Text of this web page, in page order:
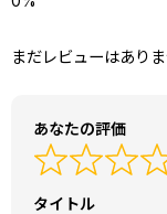
まだレビューはあり
あなたの評価
タイトル